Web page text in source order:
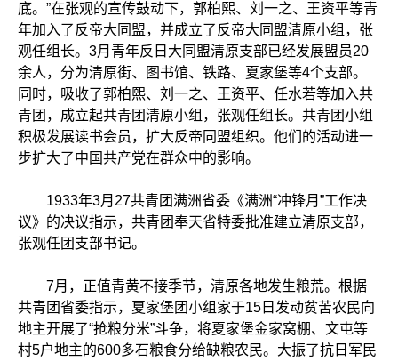
底。”在张观的宣传鼓动下，郭柏熙、刘一之、王资平等青
年加入了反帝大同盟，并成立了反帝大同盟清原小组，张
观任组长。3月青年反日大同盟清原支部已经发展盟员20
余人，分为清原街、图书馆、铁路、夏家堡等4个支部。
同时，吸收了郭柏熙、刘一之、王资平、任水若等加入共
青团，成立起共青团清原小组，张观任组长。共青团小组
积极发展读书会员，扩大反帝同盟组织。他们的活动进一
步扩大了中国共产党在群众中的影响。
1933年3月27共青团满洲省委《满洲“冲锋月”工作决
议》的决议指示，共青团奉天省特委批准建立清原支部，
张观任团支部书记。
7月，正值青黄不接季节，清原各地发生粮荒。根据
共青团省委指示，夏家堡团小组家于15日发动贫苦农民向
地主开展了“抢粮分米”斗争，将夏家堡金家窝棚、文屯等
村5户地主的600多石粮食分给缺粮农民。大振了抗日军民